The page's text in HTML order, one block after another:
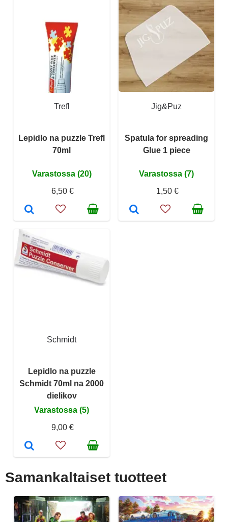
Trefl
Lepidlo na puzzle Trefl
70ml
Varastossa (20)
6,50 €
Jig&Puz
Spatula for spreading
Glue 1 piece
Varastossa (7)
1,50 €
Schmidt
Lepidlo na puzzle
Schmidt 70ml na 2000
dielikov
Varastossa (5)
9,00 €
Samankaltaiset tuotteet